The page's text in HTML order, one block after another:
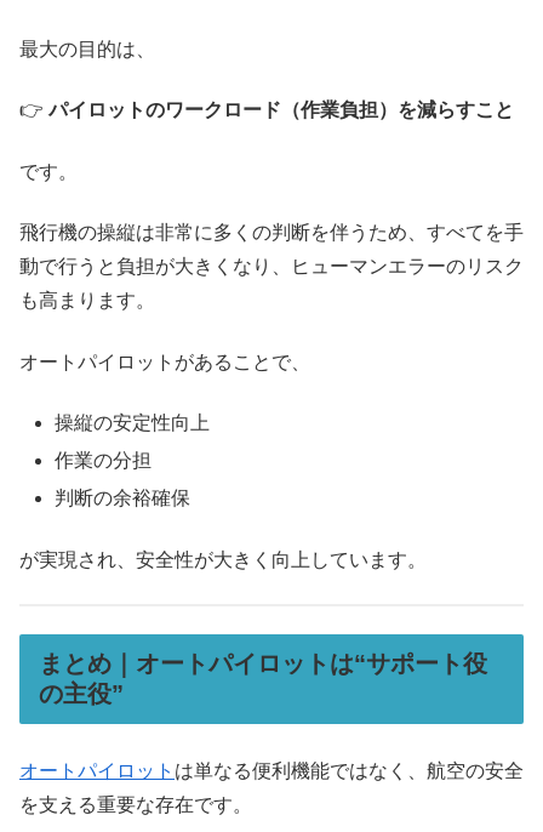
最大の目的は、
👉パイロットのワークロード（作業負担）を減らすこと
です。
飛行機の操縦は非常に多くの判断を伴うため、すべてを手
動で行うと負担が大きくなり、ヒューマンエラーのリスク
も高まります。
オートパイロットがあることで、
操縦の安定性向上
作業の分担
判断の余裕確保
が実現され、安全性が大きく向上しています。
まとめ｜オートパイロットは“サポート役
の主役”
オートパイロット は単なる便利機能ではなく、航空の安全
を支える重要な存在です。